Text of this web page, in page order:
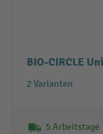
BIO-CIRCLE
2 Varianten
5 Arbeitstage